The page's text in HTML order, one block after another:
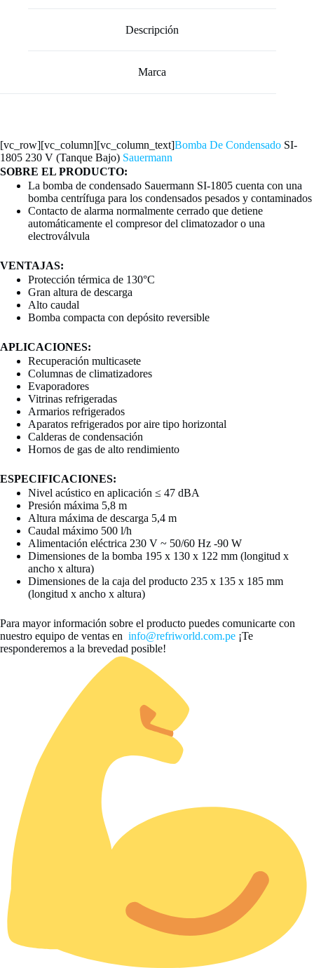
Descripción
Marca
[vc_row][vc_column][vc_column_text]Bomba De Condensado SI-
1805 230 V (Tanque Bajo) Sauermann
SOBRE EL PRODUCTO:
La bomba de condensado Sauermann SI-1805 cuenta con una
bomba centrífuga para los condensados pesados y contaminados
Contacto de alarma normalmente cerrado que detiene
automáticamente el compresor del climatozador o una
electroválvula
VENTAJAS:
Protección térmica de 130°C
Gran altura de descarga
Alto caudal
Bomba compacta con depósito reversible
APLICACIONES:
Recuperación multicasete
Columnas de climatizadores
Evaporadores
Vitrinas refrigeradas
Armarios refrigerados
Aparatos refrigerados por aire tipo horizontal
Calderas de condensación
Hornos de gas de alto rendimiento
ESPECIFICACIONES:
Nivel acústico en aplicación ≤ 47 dBA
Presión máxima 5,8 m
Altura máxima de descarga 5,4 m
Caudal máximo 500 l/h
Alimentación eléctrica 230 V ~ 50/60 Hz -90 W
Dimensiones de la bomba 195 x 130 x 122 mm (longitud x
ancho x altura)
Dimensiones de la caja del producto 235 x 135 x 185 mm
(longitud x ancho x altura)
Para mayor información sobre el producto puedes comunicarte con
nuestro equipo de ventas en info@refriworld.com.pe ¡Te
responderemos a la brevedad posible!